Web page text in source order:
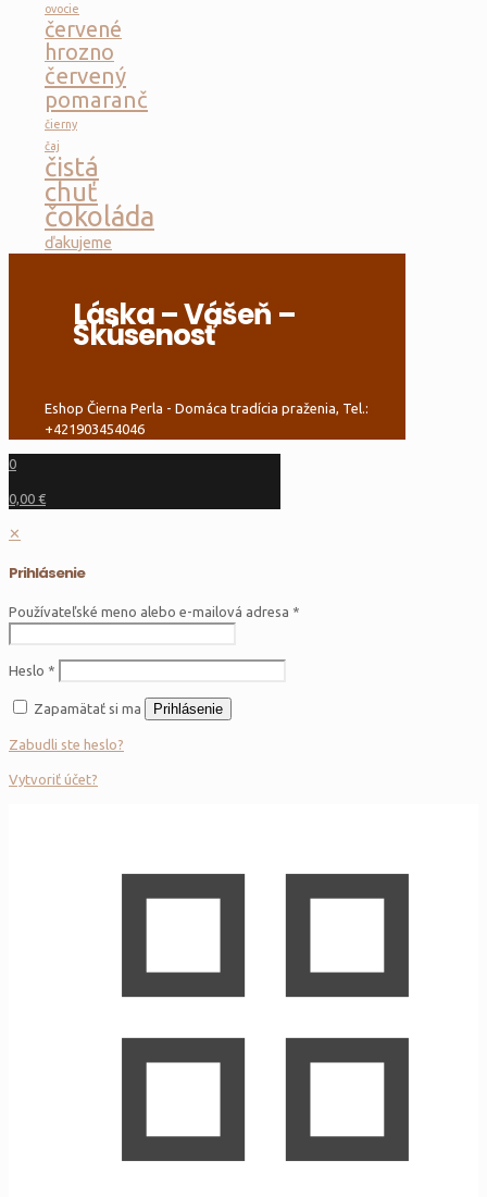
ovocie
červené
hrozno
červený
pomaranč
čierny
čaj
čistá
chuť
čokoláda
ďakujeme
Láska – Vášeň –
Skúsenosť
Eshop Čierna Perla - Domáca tradícia praženia, Tel.:
+421903454046
0
0,00 €
✕
Prihlásenie
Používateľské meno alebo e-mailová adresa *
Heslo *
Zapamätať si ma Prihlásenie
Zabudli ste heslo?
Vytvoriť účet?